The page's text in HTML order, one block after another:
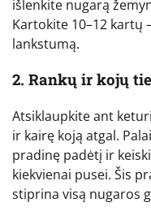
išlenkite nugarą
Kartokite 10–12 kartų
lankstumą.
2. Rankų ir kojų
Atsiklaupkite ant
ir kairę koją atgal.
pradinę padėtį ir
kiekvienai pusei. Šis
stiprina visą nugaros